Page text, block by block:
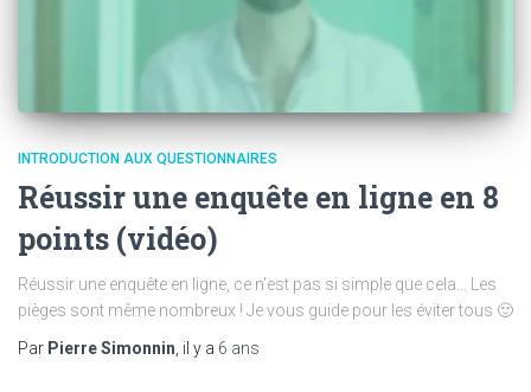
INTRODUCTION AUX QUESTIONNAIRES
Réussir une enquête en ligne en 8
points (vidéo)
Réussir une enquête en ligne, ce n’est pas si simple que cela… Les
pièges sont même nombreux ! Je vous guide pour les éviter tous 🙂
Par Pierre Simonnin, il y a 6 ans